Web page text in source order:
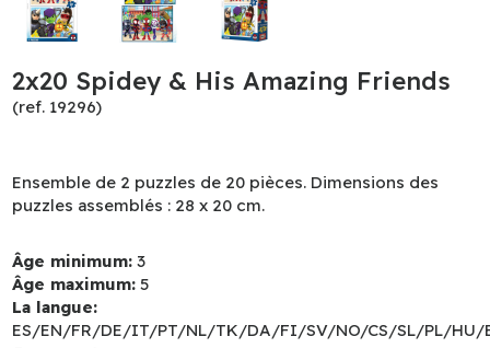
2x20 Spidey & His Amazing Friends
(ref. 19296)
Ensemble de 2 puzzles de 20 pièces. Dimensions des
puzzles assemblés : 28 x 20 cm.
Âge minimum: 3
Âge maximum: 5
La langue:
ES/EN/FR/DE/IT/PT/NL/TK/DA/FI/SV/NO/CS/SL/PL/HU/